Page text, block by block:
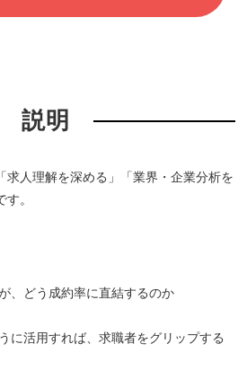
説明
求人理解を深める」「業界・企業分析を
。
、どう成約率に直結するのか
に活用すれば、求職者をグリップする